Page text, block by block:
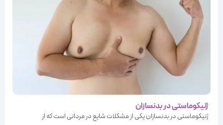
ژنیکوماستی در بدنسازان
ژنیکوماستی در بدنسازان یکی از مشکلات شایع در مردانی است که از